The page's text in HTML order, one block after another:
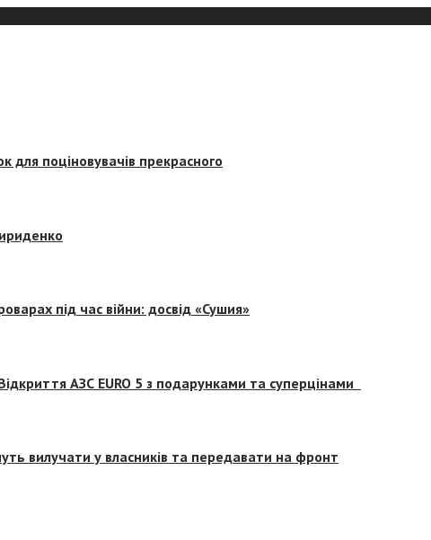
для поціновувачів прекрасного
під час війни: досвід «Сушия»
АЗС EURO 5 з подарунками та суперцінами
вилучати у власників та передавати на фронт